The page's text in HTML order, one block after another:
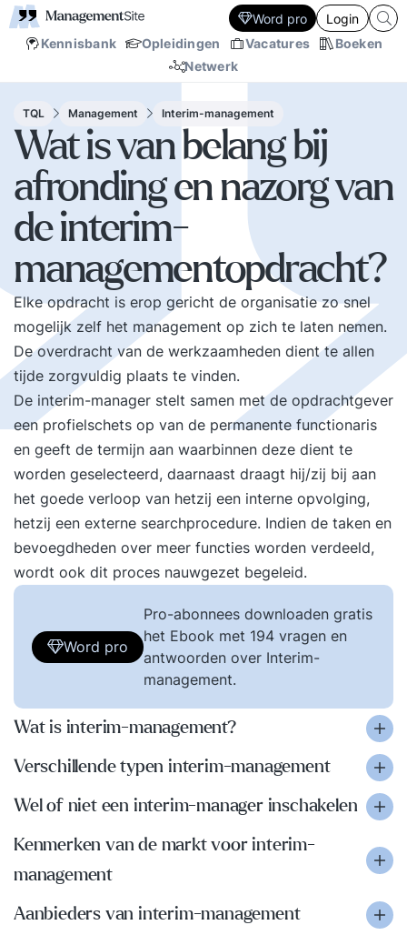
Kennisbank Opleidingen Vacatures
Boeken
Netwerk
Word pro Login
TQL Management Interim-management
Wat is van belang bij
afronding en nazorg van
de interim-
managementopdracht?
Elke opdracht is erop gericht de organisatie zo snel
mogelijk zelf het management op zich te laten nemen.
De overdracht van de werkzaamheden dient te allen
tijde zorgvuldig plaats te vinden.
De interim-manager stelt samen met de opdrachtgever
een profielschets op van de permanente functionaris
en geeft de termijn aan waarbinnen deze dient te
worden geselecteerd, daarnaast draagt hij/zij bij aan
het goede verloop van hetzij een interne opvolging,
hetzij een externe searchprocedure. Indien de taken en
bevoegdheden over meer functies worden verdeeld,
wordt ook dit proces nauwgezet begeleid.
Word pro
Pro-abonnees downloaden gratis
het Ebook met 194 vragen en
antwoorden over Interim-
management.
Wat is interim-management?
Verschillende typen interim-management
Wel of niet een interim-manager inschakelen
Kenmerken van de markt voor interim-
management
Aanbieders van interim-management